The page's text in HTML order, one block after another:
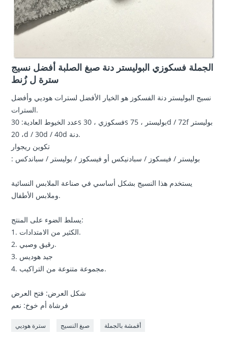
الجملة فسكوزي البوليستر دنة صبغ الصلبة أفضل نسيج
سترة ل زُنط
نسيج البوليستر دنة الفسكوز هو الخيار الأفضل لسترات هوديي وأفضل
السترات.
عدد الخيوط العادية: 30s فسكوزي ، 30s بوليستر ، 75d / 72f بوليستر
، 20d / 30d / 40d دنة.
تكوين ريجوار
: بوليستر / فيسكوز / سبادنيكس أو فيسكوز / بوليستر / سباندكس
يستخدم هذا النسيج بشكل أساسي في صناعة الملابس النسائية
وملابس الأطفال.
يسلط الضوء على المنتج:
1. الكثير من الامتدادات.
2. رقيق وصبي.
3. جيد هوديس
4. مجموعة متنوعة من التراكيب.
شكل العرض: فتح العرض
فرشاة أم خوخ: نعم
سترة هوديي صبغ النسيج أقمشة بالجملة